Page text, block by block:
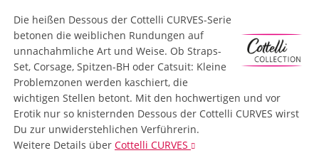
Die heißen Dessous der Cottelli CURVES-Serie
betonen die weiblichen Rundungen auf
unnachahmliche Art und Weise. Ob Straps-
Set, Corsage, Spitzen-BH oder Catsuit: Kleine
Problemzonen werden kaschiert, die
wichtigen Stellen betont. Mit den hochwertigen und vor
Erotik nur so knisternden Dessous der Cottelli CURVES wirst
Du zur unwiderstehlichen Verführerin.
Weitere Details über Cottelli CURVES